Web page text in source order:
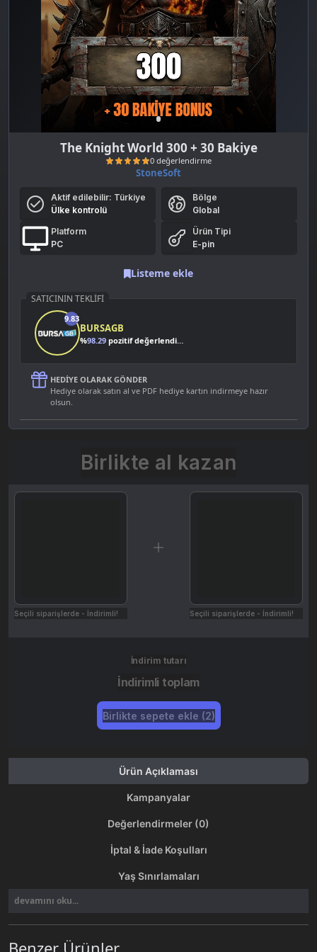
The Knight World 300 + 30 Bakiye
0 değerlendirme
StoneSoft
Aktif edilebilir: Türkiye
Ülke kontrolü
Bölge
Global
Platform
PC
Ürün Tipi
E-pin
Listeme ekle
SATICININ TEKLIFI
9.83
BURSAGB
%98.29 pozitif değerlendirme
HEDIYE OLARAK GÖNDER
Hediye olarak satın al ve PDF hediye kartın indirmeye hazır
olsun.
Birlikte al kazan
Seçili siparişlerde - İndirimli! Seçili siparişlerde - İndirimli!
İndirim tutarı
İndirimli toplam
Birlikte sepete ekle (2)
Ürün Açıklaması
Kampanyalar
Değerlendirmeler (0)
İptal & İade Koşulları
Yaş Sınırlamaları
devamını oku...